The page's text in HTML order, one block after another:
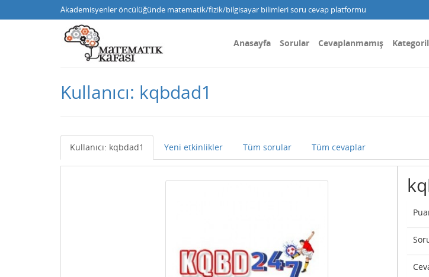
Akademisyenler öncülüğünde matematik/fizik/bilgisayar bilimleri soru cevap platformu
Anasayfa Sorular Cevaplanmamış
Kullanıcı: kqbdad1
Kullanıcı: kqbdad1 Yeni etkinlikler Tüm sorular Tüm cevaplar